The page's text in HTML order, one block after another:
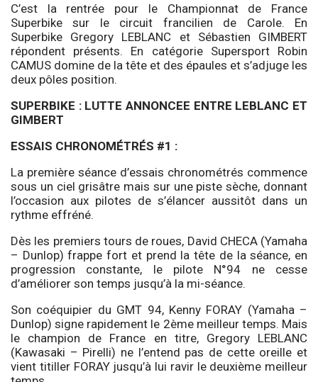
C’est la rentrée pour le Championnat de France
Superbike sur le circuit francilien de Carole. En
Superbike Gregory LEBLANC et Sébastien GIMBERT
répondent présents. En catégorie Supersport Robin
CAMUS domine de la tête et des épaules et s’adjuge les
deux pôles position.
SUPERBIKE : LUTTE ANNONCEE ENTRE LEBLANC ET
GIMBERT
ESSAIS CHRONOMÉTRÉS #1 :
La première séance d’essais chronométrés commence
sous un ciel grisâtre mais sur une piste sèche, donnant
l’occasion aux pilotes de s’élancer aussitôt dans un
rythme effréné.
Dès les premiers tours de roues, David CHECA (Yamaha
– Dunlop) frappe fort et prend la tête de la séance, en
progression constante, le pilote N°94 ne cesse
d’améliorer son temps jusqu’à la mi-séance.
Son coéquipier du GMT 94, Kenny FORAY (Yamaha –
Dunlop) signe rapidement le 2ème meilleur temps. Mais
le champion de France en titre, Gregory LEBLANC
(Kawasaki – Pirelli) ne l’entend pas de cette oreille et
vient titiller FORAY jusqu’à lui ravir le deuxième meilleur